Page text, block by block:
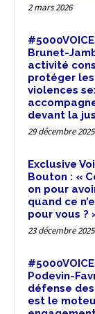
2 mars 2026
Brunet-
activité
protéger
violences
devant la
29 décembre 2025
Exclusive
Bouton : «
on pour
quand ce
pour vous ?
23 décembre 2025
Podevin-
défense
est le